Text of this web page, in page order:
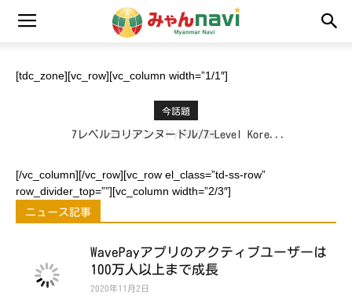
[tdc_zone][vc_row][vc_column width=”1/1″]
今話題
7レベルコリアンヌードル/7-Level Kore...
[/vc_column][/vc_row][vc_row el_class=”td-ss-row”
row_divider_top=””][vc_column width=”2/3″]
ニュース記事
WavePayアプリのアクティブユーザーは
100万人以上まで成長
2020年11月2日